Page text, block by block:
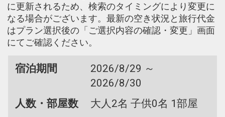
に更新されるため、検索のタイミングにより変更に
なる場合がございます。最新の空き状況と旅行代金
はプラン選択後の「ご選択内容の確認・変更」画面
にてご確認ください。
宿泊期間
2026/8/29 ～
2026/8/30
人数・部屋数
大人2名 子供0名 1部屋